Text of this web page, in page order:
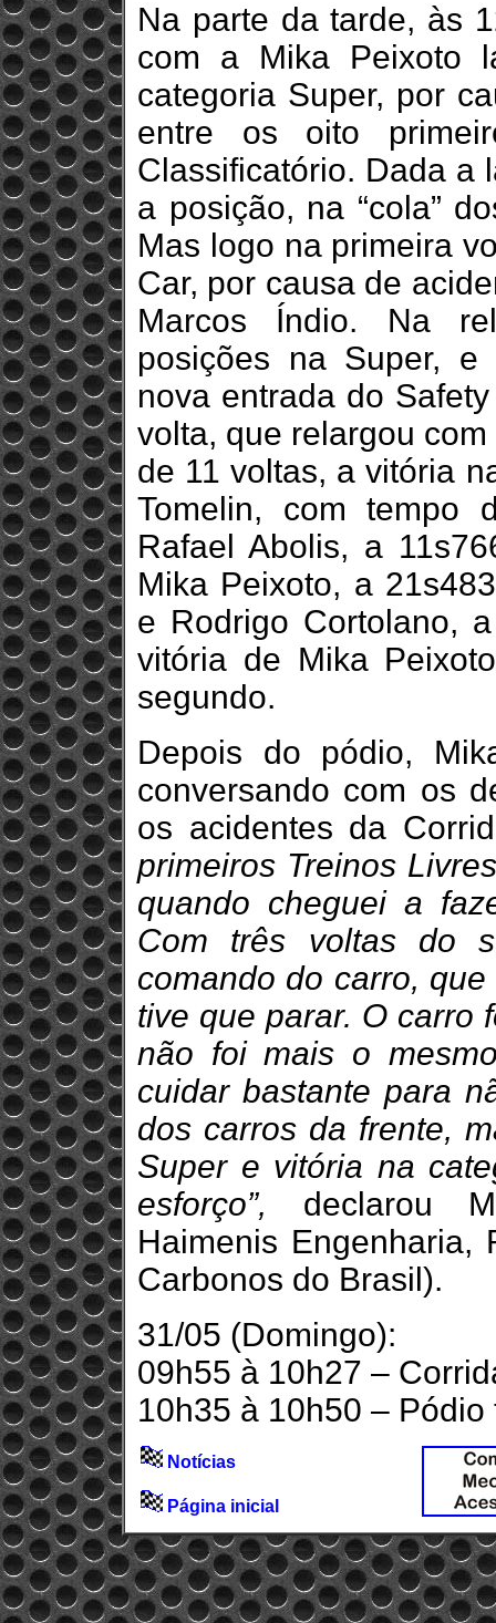
Na parte da tarde, às
com a Mika Peixoto
categoria Super, por
entre os oito
Classificatório. Dada a
a posição, na “cola”
Mas logo na primeira
Car, por causa de
Marcos Índio. Na
posições na Super, e
nova entrada do
volta, que relargou
de 11 voltas, a vitória
Tomelin, com tempo
Rafael Abolis, a
Mika Peixoto, a
e Rodrigo Cortolano,
vitória de Mika
segundo.
Depois do pódio,
conversando com os
os acidentes da
primeiros Treinos
quando cheguei a
Com três voltas do
comando do carro,
tive que parar. O carro
não foi mais o
cuidar bastante para
dos carros da frente,
Super e vitória na
esforço”, declarou
Haimenis Engenharia,
Carbonos do Brasil).
31/05 (Domingo):
09h55 à 10h27 –
10h35 à 10h50 –
Notícias
Página inicial